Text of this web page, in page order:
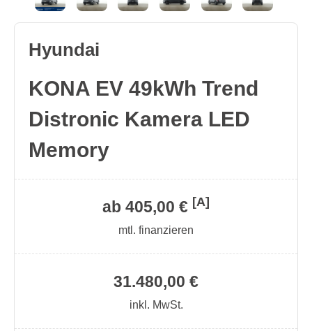
Hyundai
KONA EV 49kWh Trend
Distronic Kamera LED
Memory
31.480,00 €
inkl. MwSt.
ab 405,00 € [A]
mtl. finanzieren